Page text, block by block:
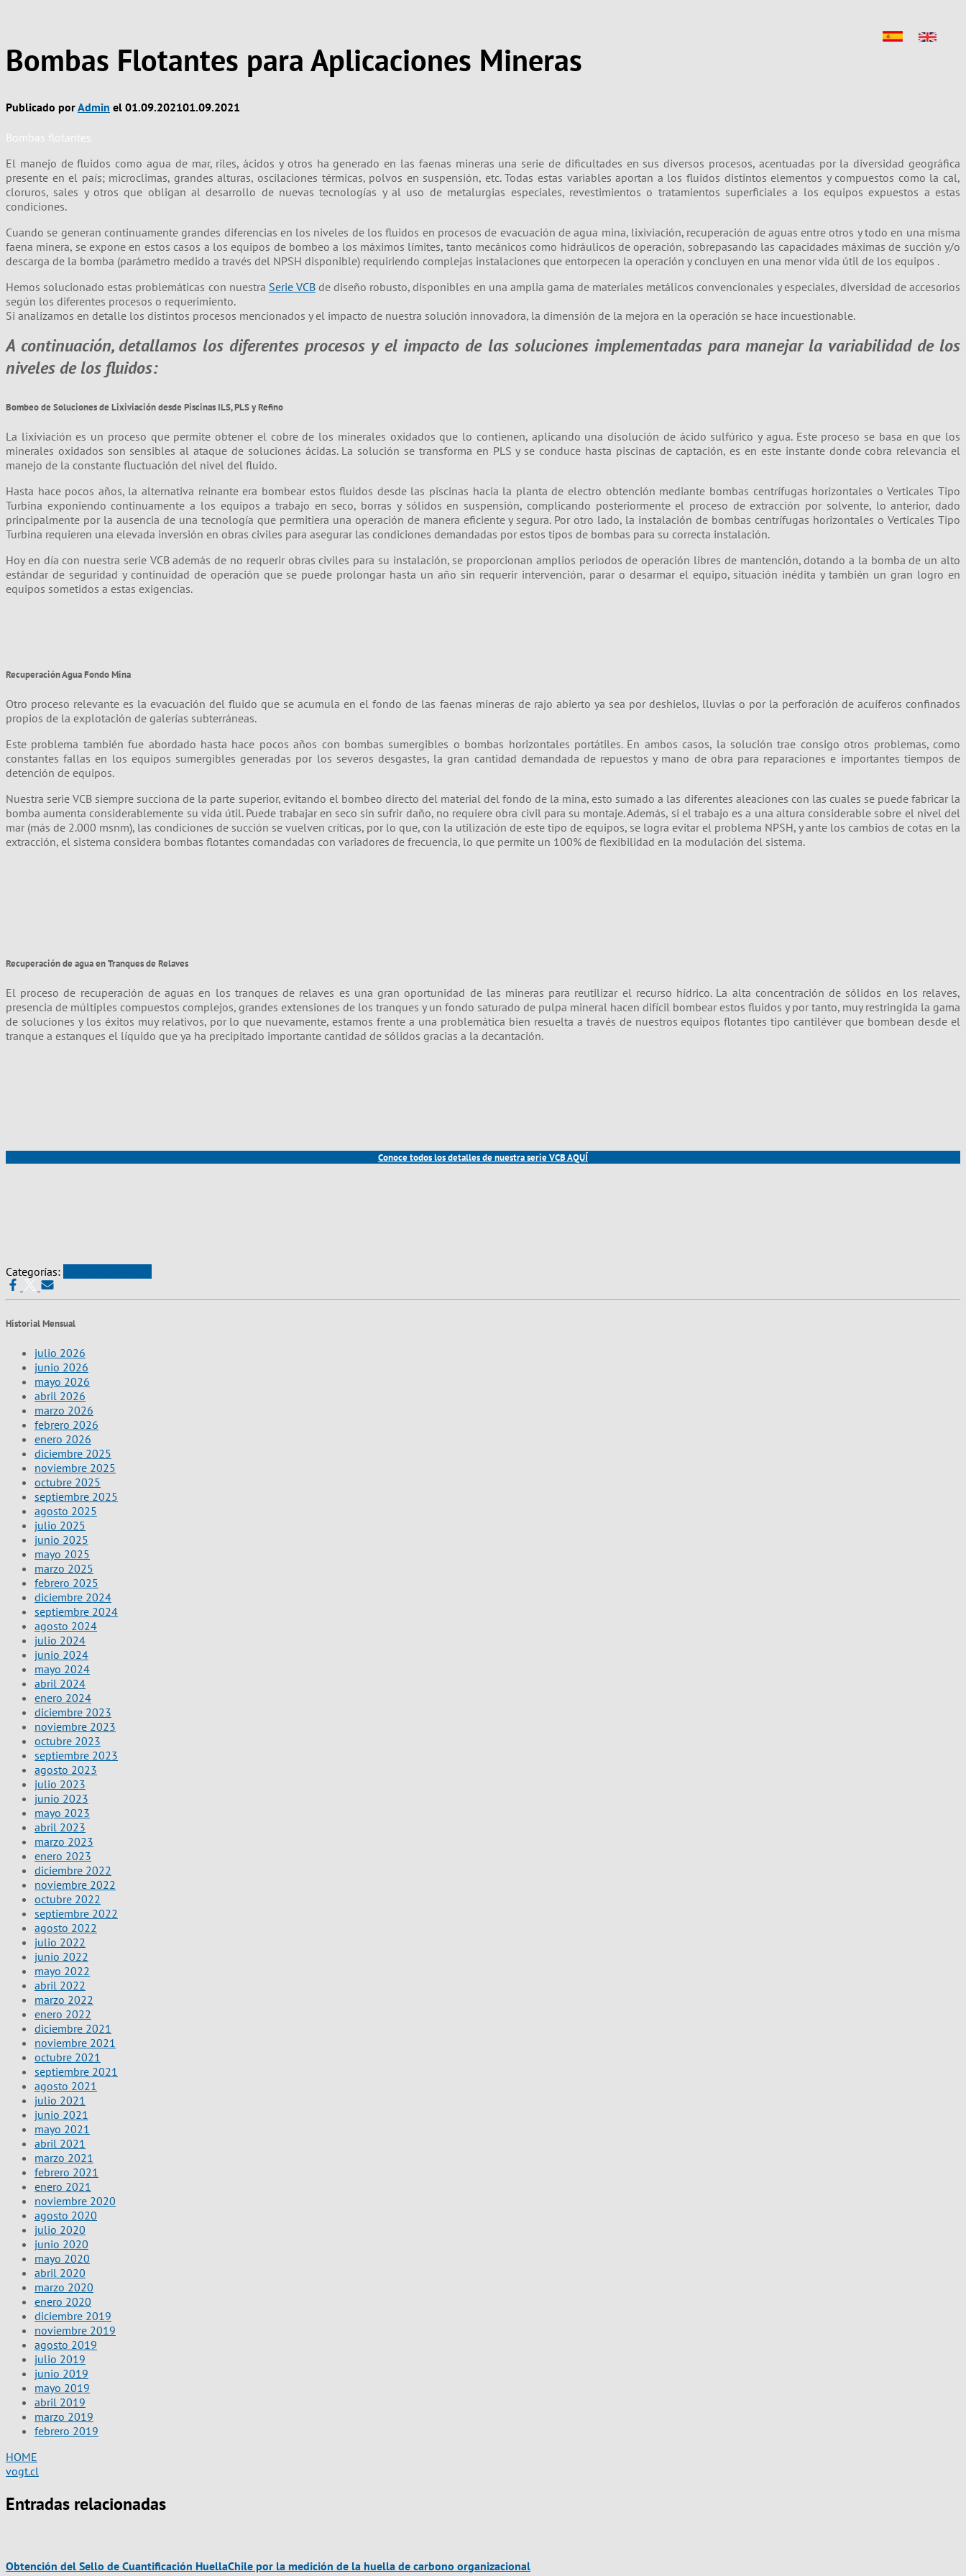
Bombas Flotantes para Aplicaciones Mineras
Publicado porAdmin el 01.09.202101.09.2021
Bombas flotantes
El manejo de fluidos como agua de mar, riles, ácidos y otros ha generado en las faenas mineras una serie de dificultades en sus diversos procesos, acentuadas por la diversidad geográfica
presente en el país; microclimas, grandes alturas, oscilaciones térmicas, polvos en suspensión, etc. Todas estas variables aportan a los fluidos distintos elementos y compuestos como la cal,
cloruros, sales y otros que obligan al desarrollo de nuevas tecnologías y al uso de metalurgias especiales, revestimientos o tratamientos superficiales a los equipos expuestos a estas
condiciones.
Cuando se generan continuamente grandes diferencias en los niveles de los fluidos en procesos de evacuación de agua mina, lixiviación, recuperación de aguas entre otros y todo en una misma
faena minera, se expone en estos casos a los equipos de bombeo a los máximos límites, tanto mecánicos como hidráulicos de operación, sobrepasando las capacidades máximas de succión y/o
descarga de la bomba (parámetro medido a través del NPSH disponible) requiriendo complejas instalaciones que entorpecen la operación y concluyen en una menor vida útil de los equipos .
Hemos solucionado estas problemáticas con nuestra Serie VCBde diseño robusto, disponibles en una amplia gama de materiales metálicos convencionales y especiales, diversidad de accesorios
según los diferentes procesos o requerimiento.
Si analizamos en detalle los distintos procesos mencionados y el impacto de nuestra solución innovadora, la dimensión de la mejora en la operación se hace incuestionable.
A continuación, detallamos los diferentes procesos y el impacto de las soluciones implementadas para manejar la variabilidad de los
niveles de los fluidos:
Bombeo de Soluciones de Lixiviación desde Piscinas ILS, PLS y Refino
La lixiviación es un proceso que permite obtener el cobre de los minerales oxidados que lo contienen, aplicando una disolución de ácido sulfúrico y agua. Este proceso se basa en que los
minerales oxidados son sensibles al ataque de soluciones ácidas. La solución se transforma en PLS y se conduce hasta piscinas de captación, es en este instante donde cobra relevancia el
manejo de la constante fluctuación del nivel del fluido.
Hasta hace pocos años, la alternativa reinante era bombear estos fluidos desde las piscinas hacia la planta de electro obtención mediante bombas centrífugas horizontales o Verticales Tipo
Turbina exponiendo continuamente a los equipos a trabajo en seco, borras y sólidos en suspensión, complicando posteriormente el proceso de extracción por solvente, lo anterior, dado
principalmente por la ausencia de una tecnología que permitiera una operación de manera eficiente y segura. Por otro lado, la instalación de bombas centrífugas horizontales o Verticales Tipo
Turbina requieren una elevada inversión en obras civiles para asegurar las condiciones demandadas por estos tipos de bombas para su correcta instalación.
Hoy en día con nuestra serie VCB además de no requerir obras civiles para su instalación, se proporcionan amplios periodos de operación libres de mantención, dotando a la bomba de un alto
estándar de seguridad y continuidad de operación que se puede prolongar hasta un año sin requerir intervención, parar o desarmar el equipo, situación inédita y también un gran logro en
equipos sometidos a estas exigencias.
Recuperación Agua Fondo Mina
Otro proceso relevante es la evacuación del fluido que se acumula en el fondo de las faenas mineras de rajo abierto ya sea por deshielos, lluvias o por la perforación de acuíferos confinados
propios de la explotación de galerías subterráneas.
Este problema también fue abordado hasta hace pocos años con bombas sumergibles o bombas horizontales portátiles. En ambos casos, la solución trae consigo otros problemas, como
constantes fallas en los equipos sumergibles generadas por los severos desgastes, la gran cantidad demandada de repuestos y mano de obra para reparaciones e importantes tiempos de
detención de equipos.
Nuestra serie VCB siempre succiona de la parte superior, evitando el bombeo directo del material del fondo de la mina, esto sumado a las diferentes aleaciones con las cuales se puede fabricar la
bomba aumenta considerablemente su vida útil. Puede trabajar en seco sin sufrir daño, no requiere obra civil para su montaje. Además, si el trabajo es a una altura considerable sobre el nivel del
mar (más de 2.000 msnm), las condiciones de succión se vuelven críticas, por lo que, con la utilización de este tipo de equipos, se logra evitar el problema NPSH, y ante los cambios de cotas en la
extracción, el sistema considera bombas flotantes comandadas con variadores de frecuencia, lo que permite un 100% de flexibilidad en la modulación del sistema.
Recuperación de agua en Tranques de Relaves
El proceso de recuperación de aguas en los tranques de relaves es una gran oportunidad de las mineras para reutilizar el recurso hídrico. La alta concentración de sólidos en los relaves,
presencia de múltiples compuestos complejos, grandes extensiones de los tranques y un fondo saturado de pulpa mineral hacen difícil bombear estos fluidos y por tanto, muy restringida la gama
de soluciones y los éxitos muy relativos, por lo que nuevamente, estamos frente a una problemática bien resuelta a través de nuestros equipos flotantes tipo cantiléver que bombean desde el
tranque a estanques el líquido que ya ha precipitado importante cantidad de sólidos gracias a la decantación.
Conoce todos los detalles de nuestra serie VCB AQUÍ
Categorías:
Historial Mensual
julio 2026
junio 2026
mayo 2026
abril 2026
marzo 2026
febrero 2026
enero 2026
diciembre 2025
noviembre 2025
octubre 2025
septiembre 2025
agosto 2025
julio 2025
junio 2025
mayo 2025
marzo 2025
febrero 2025
diciembre 2024
septiembre 2024
agosto 2024
julio 2024
junio 2024
mayo 2024
abril 2024
enero 2024
diciembre 2023
noviembre 2023
octubre 2023
septiembre 2023
agosto 2023
julio 2023
junio 2023
mayo 2023
abril 2023
marzo 2023
enero 2023
diciembre 2022
noviembre 2022
octubre 2022
septiembre 2022
agosto 2022
julio 2022
junio 2022
mayo 2022
abril 2022
marzo 2022
enero 2022
diciembre 2021
noviembre 2021
octubre 2021
septiembre 2021
agosto 2021
julio 2021
junio 2021
mayo 2021
abril 2021
marzo 2021
febrero 2021
enero 2021
noviembre 2020
agosto 2020
julio 2020
junio 2020
mayo 2020
abril 2020
marzo 2020
enero 2020
diciembre 2019
noviembre 2019
agosto 2019
julio 2019
junio 2019
mayo 2019
abril 2019
marzo 2019
febrero 2019
HOME
vogt.cl
Entradas relacionadas
Obtención del Sello de Cuantificación HuellaChile por la medición de la huella de carbono organizacional